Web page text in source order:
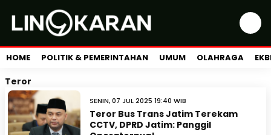
HOME POLITIK & PEMERINTAHAN UMUM OLAHRAGA
Teror
SENIN, 07 JUL 2025 19:40 WIB
Teror Bus Trans Jatim Terekam
CCTV, DPRD Jatim: Panggil